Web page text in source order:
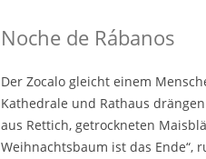
Noche de Rábanos
Der Zocalo gleicht einem
Kathedrale und Rathaus
aus Rettich, getrockneten
Weihnachtsbaum ist das Ende“,